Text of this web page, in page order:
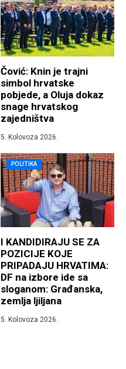
Čović: Knin je trajni
simbol hrvatske
pobjede, a Oluja dokaz
snage hrvatskog
zajedništva
5. Kolovoza 2026.
POLITIKA
I KANDIDIRAJU SE ZA
POZICIJE KOJE
PRIPADAJU HRVATIMA:
DF na izbore ide sa
sloganom: Građanska,
zemlja ljiljana
5. Kolovoza 2026.